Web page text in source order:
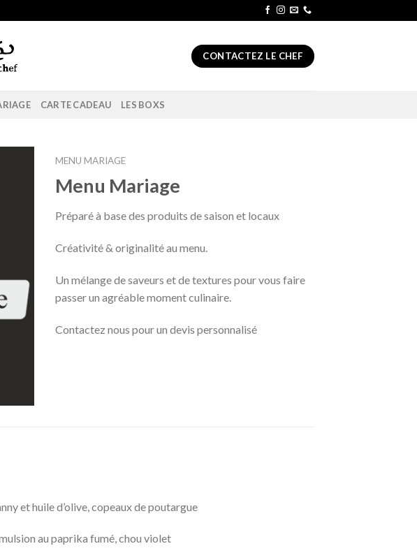
CONTACTEZ LE CHEF
CARTE CADEAU LES BOXS
MENU MARIAGE
Menu Mariage
Préparé à base des produits de saison et locaux
Créativité & originalité au menu.
Un mélange de saveurs et de textures pour vous faire
passer un agréable moment culinaire.
Contactez nous pour un devis personnalisé
et huile d’olive, copeaux de poutargue
au paprika fumé, chou violet